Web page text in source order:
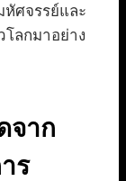
ศจรรย์และ
ลกมาอย่าง
จาก
ร